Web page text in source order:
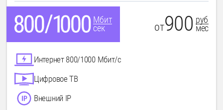
Мбит
сек
от900 руб
мес
Интернет 800/1000 Мбит/с
Цифровое ТВ
Внешний IP